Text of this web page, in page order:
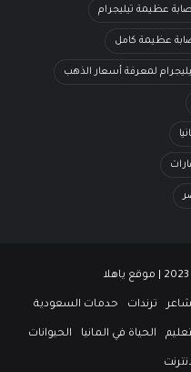
عظيمة تيليجرام
عظيمة كامل
لمعرفة أسعار الذهب
ترندات حدمات السعودية
الحياة في المانيا الحيوانات